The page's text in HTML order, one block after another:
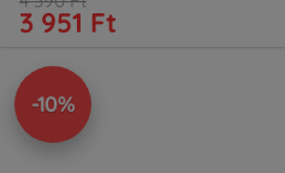
3 951 Ft
-10%